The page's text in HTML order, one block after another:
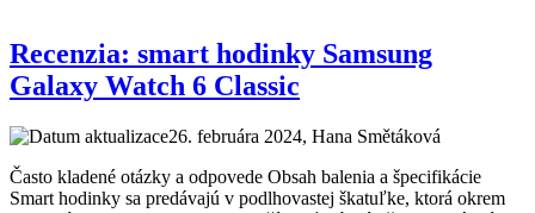
Recenzia: smart hodinky Samsung
Galaxy Watch 6 Classic
26. februára 2024, Hana Smětáková
Často kladené otázky a odpovede Obsah balenia a špecifikácie
Smart hodinky sa predávajú v podlhovastej škatuľke, ktorá okrem